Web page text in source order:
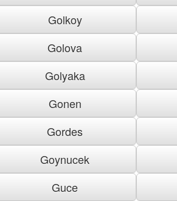
Golkoy
Golova
Golyaka
Gonen
Gordes
Goynucek
Guce